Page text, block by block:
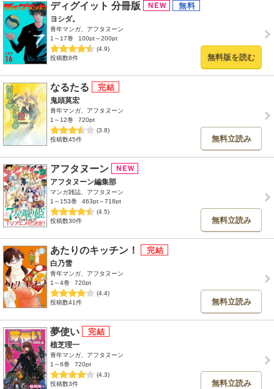
ディグイット 分冊版
ヨシダ。
青年マンガ、アフタヌーン
1～17巻
100pt～200pt
(4.9)
投稿数8件
無料版を読む
なるたる
鬼頭莫宏
青年マンガ、アフタヌーン
1～12巻
720pt
(3.8)
投稿数45件
無料立読み
アフタヌーン
アフタヌーン編集部
マンガ雑誌、アフタヌーン
1～153巻
463pt～718pt
(4.5)
投稿数30件
無料立読み
あたりのキッチン！
白乃雪
青年マンガ、アフタヌーン
1～4巻
720pt
(4.4)
投稿数41件
無料立読み
夢使い
植芝理一
青年マンガ、アフタヌーン
1～6巻
720pt
(4.3)
投稿数3件
無料立読み